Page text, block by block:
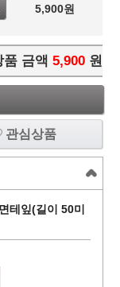
5,900원
품 금액 5,900 원
관심상품
테잎(길이 50미